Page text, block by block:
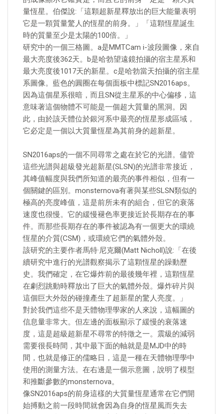
量恆星。伯傑說:「這顆超新星釋放出的巨大能量表明
它是一顆質量驚人的恆星的前身。」「這顆恆星誕生
時的質量至少是太陽的100倍。」
研究中的一個三格圖。a是MMTCam i-波段圖像，來自
最大亮度後362天。b是哈勃望遠鏡拍攝的宿主星系和
最大亮度後1017天的新星。c是哈勃當天拍攝的宿主星
系圖像。藍色的圓圈在每個面板中標記SN2016aps。
因為這個星系很暗，而且SN從主星系的中心偏移，這
意味著這個物體不可能是一個超大質量的黑洞。因
此，由於該天體位於銀河系中最亮的恆星形成區域，
它必定是一個以大質量恆星為其前身的超新星。
SN2016aps的一個不同尋常之處在於它的光譜。儘管
這些光譜與超級發光超新星(SLSN)的光譜非常接近，
其峰值幅度與我們所知道的最亮的事件相似，但有一
個關鍵的區別。monsternova有著與某些SLSN類似的
極高的亮度峰值，這是前所未有的組合，但它的衰落
速度也很慢。它的緩慢褪色率更接近於長期存在的事
件。而那些長期存在的事件被認為有一個更大的環繞
恆星的介質(CSM)，或環繞它們的氣體外殼。
該研究的主要作者馬特·尼克爾(Matt Nicholl)說:「在後
續研究中進行的光譜觀察揭示了這顆恆星的躁動歷
史。我們確定，在它爆炸前的最後幾年裡，這顆恆星
在劇烈跳動時釋放出了巨大的氣體外殼。爆炸碎片與
這個巨大外殼的碰撞產生了超新星的驚人亮度。」
對於我們這些不是天體物理學家的人來說，這幅圖的
信息量非常大。但左邊的面板顯示了緩慢的衰落速
度，這是超級超新星不尋常的特徵之一。震級的減弱
需要很長時間，其中最下面的軸就是是MJD中的時
間，也就是修正的儒略日，這是一種在天體物理學中
使用的測量方法。在右邊是一個示意圖，說明了模型
和推斷參數的monsternova。
像SN2016aps的前身這樣的大質量恆星通常在它們開
始搏動之前一段時間就會因為自身的恆星風而失去